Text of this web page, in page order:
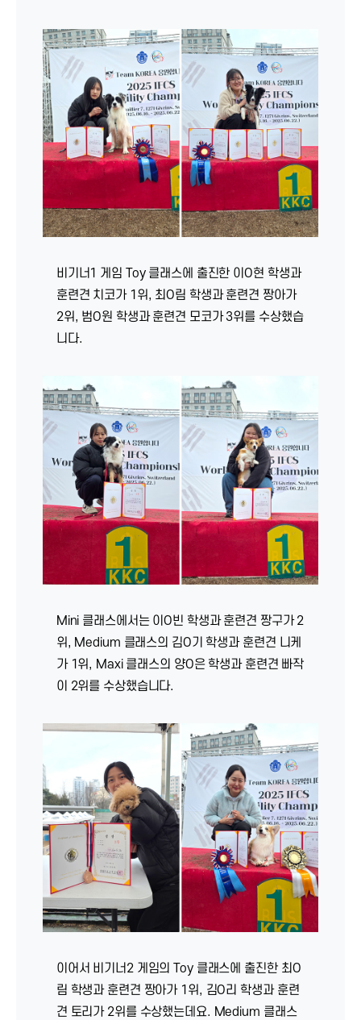
비기너1 게임 Toy 클래스에 출진한 이O현 학생과
훈련견 치코가 1위, 최O림 학생과 훈련견 짱아가
2위, 범O원 학생과 훈련견 모코가 3위를 수상했습
니다.
Mini 클래스에서는 이O빈 학생과 훈련견 짱구가 2
위, Medium 클래스의 김O기 학생과 훈련견 니케
가 1위, Maxi 클래스의 양O은 학생과 훈련견 빠작
이 2위를 수상했습니다.
이어서 비기너2 게임의 Toy 클래스에 출진한 최O
림 학생과 훈련견 짱아가 1위, 김O리 학생과 훈련
견 토리가 2위를 수상했는데요. Medium 클래스